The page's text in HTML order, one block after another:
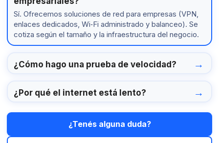
Sí. Ofrecemos soluciones de red para empresas (VPN,
enlaces dedicados, Wi‑Fi administrado y balanceo). Se
cotiza según el tamaño y la infraestructura del negocio.
¿Cómo hago una prueba de velocidad?
¿Por qué el internet está lento?
¿Tenés alguna duda?